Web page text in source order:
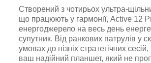
Створений з чотирьох ультра-
що працюють у гармонії, Active 12
енергоджерело на весь день
супутник. Від ранкових патрулів у
умовах до пізніх стратегічних
ваш надійний планшет, який не